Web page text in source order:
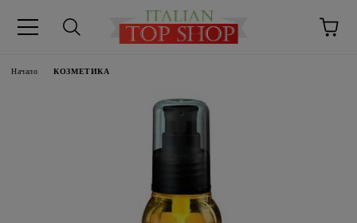
Начало КОЗМЕТИКА